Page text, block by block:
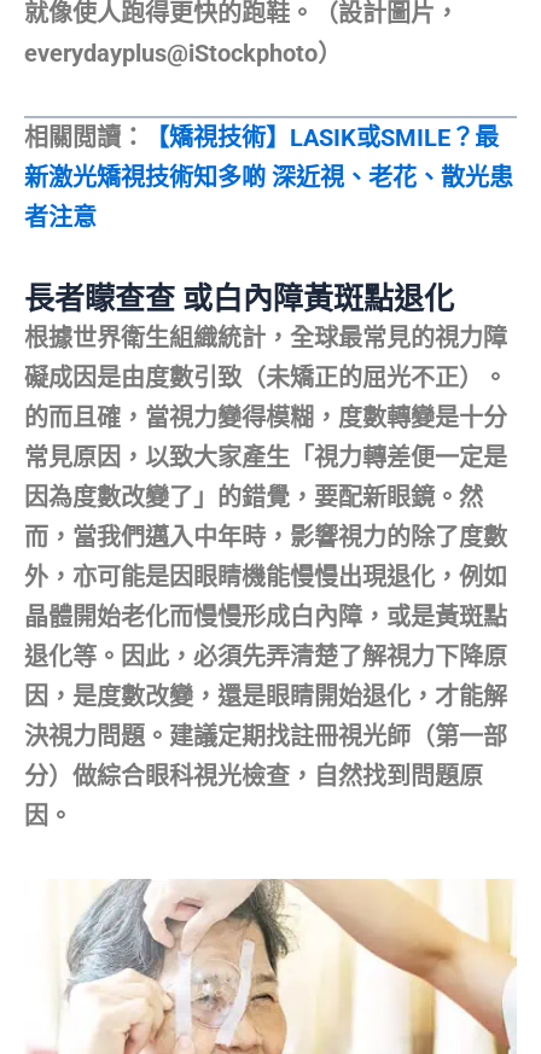
就像使人跑得更快的跑鞋。（設計圖片，
everydayplus@iStockphoto）
相關閲讀：
【矯視技術】LASIK或SMILE？最
新激光矯視技術知多啲 深近視、老花、散光患
者注意
長者矇查查 或白內障黃斑點退化
根據世界衛生組織統計，全球最常見的視力障
礙成因是由度數引致（未矯正的屈光不正）。
的而且確，當視力變得模糊，度數轉變是十分
常見原因，以致大家產生「視力轉差便一定是
因為度數改變了」的錯覺，要配新眼鏡。然
而，當我們邁入中年時，影響視力的除了度數
外，亦可能是因眼睛機能慢慢出現退化，例如
晶體開始老化而慢慢形成白內障，或是黃斑點
退化等。因此，必須先弄清楚了解視力下降原
因，是度數改變，還是眼睛開始退化，才能解
決視力問題。建議定期找註冊視光師（第一部
分）做綜合眼科視光檢查，自然找到問題原
因。